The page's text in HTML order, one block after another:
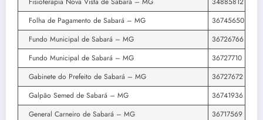
Folha de Pagamento de Sabará – MG
36745650
Fundo Municipal de Sabará – MG
36726766
Fundo Municipal de Sabará – MG
36727710
Gabinete do Prefeito de Sabará – MG
36727672
Galpão Semed de Sabará – MG
36741936
General Carneiro de Sabará – MG
36717569